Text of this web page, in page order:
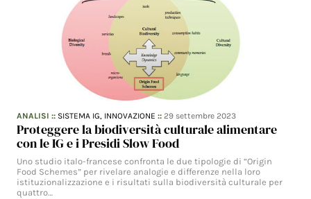
ANALISI :: SISTEMA IG, INNOVAZIONE ::29 settembre 2023
Proteggere la biodiversità culturale alimentare
con le IG e i Presidi Slow Food
Uno studio italo-francese confronta le due tipologie di “Origin
Food Schemes” per rivelare analogie e differenze nella loro
istituzionalizzazione e i risultati sulla biodiversità culturale per
quattro…